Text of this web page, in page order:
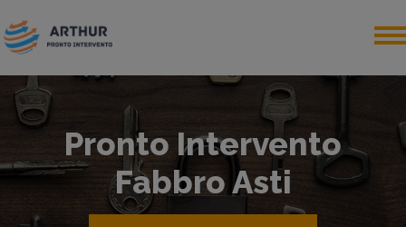
Pronto Intervento
Fabbro Asti